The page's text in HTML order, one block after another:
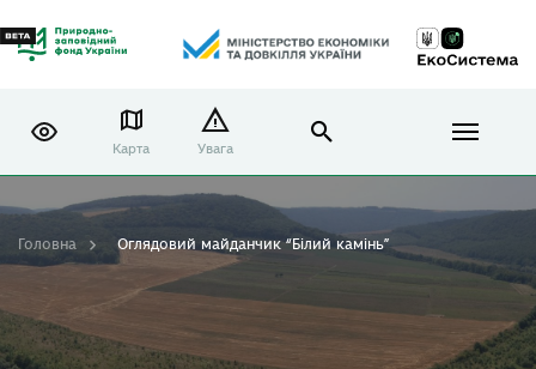
Карта Увага
Головна Оглядовий майданчик “Білий камінь”